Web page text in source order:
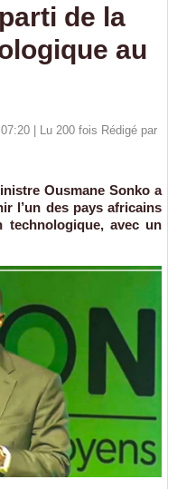
de la
au
| Lu 200 fois Rédigé par
Ousmane Sonko a
l’un des pays africains
avec un